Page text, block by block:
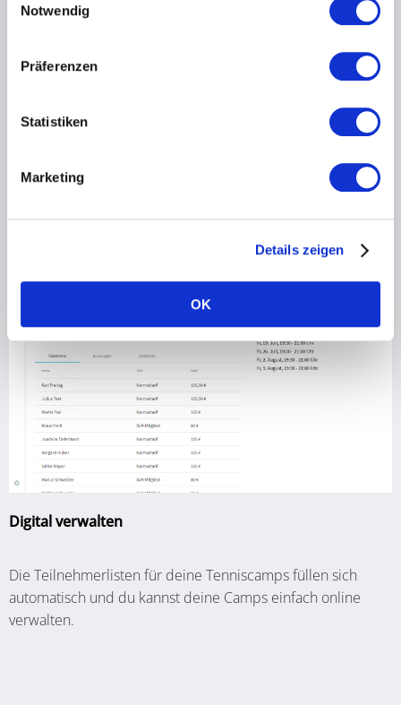
Notwendig
Präferenzen
Statistiken
Marketing
Details zeigen
OK
Einfach die Yolawo-Buchungsmaske per copy-paste in deine
Digital verwalten
Die Teilnehmerlisten für deine Tenniscamps füllen sich
automatisch und du kannst deine Camps einfach online
verwalten.